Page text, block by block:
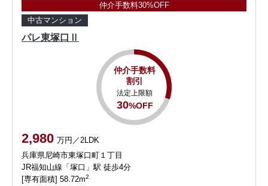
仲介手数料30%OFF
中古マンション
パレ東塚口Ⅱ
仲介手数料
割引
法定上限額
30%OFF
2,980 万円／2LDK
兵庫県尼崎市東塚口町１丁目
JR福知山線「塚口」駅 徒歩4分
[専有面積] 58.72m2